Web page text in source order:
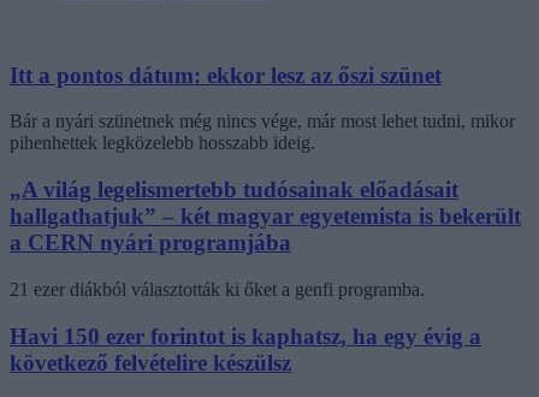
Itt a pontos dátum: ekkor lesz az őszi szünet
Bár a nyári szünetnek még nincs vége, már most lehet tudni, mikor
pihenhettek legközelebb hosszabb ideig.
„A világ legelismertebb tudósainak előadásait
hallgathatjuk” – két magyar egyetemista is bekerült
a CERN nyári programjába
21 ezer diákból választották ki őket a genfi programba.
Havi 150 ezer forintot is kaphatsz, ha egy évig a
következő felvételire készülsz